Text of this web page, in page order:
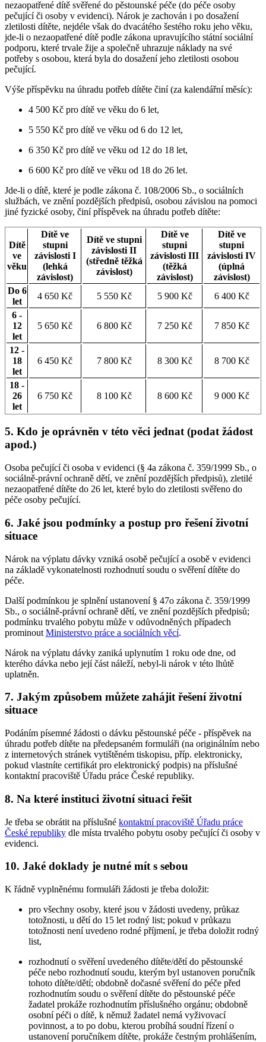
nezaopatřené dítě svěřené do pěstounské péče (do péče osoby
pečující či osoby v evidenci). Nárok je zachován i po dosažení
zletilosti dítěte, nejdéle však do dvacátého šestého roku jeho věku,
jde-li o nezaopatřené dítě podle zákona upravujícího státní sociální
podporu, které trvale žije a společně uhrazuje náklady na své
potřeby s osobou, která byla do dosažení jeho zletilosti osobou
pečující.
Výše příspěvku na úhradu potřeb dítěte činí (za kalendářní měsíc):
4 500 Kč pro dítě ve věku do 6 let,
5 550 Kč pro dítě ve věku od 6 do 12 let,
6 350 Kč pro dítě ve věku od 12 do 18 let,
6 600 Kč pro dítě ve věku od 18 do 26 let.
Jde-li o dítě, které je podle zákona č. 108/2006 Sb., o sociálních
službách, ve znění pozdějších předpisů, osobou závislou na pomoci
jiné fyzické osoby, činí příspěvek na úhradu potřeb dítěte:
Dítě
ve
věku
Dítě ve
stupni
závislosti I
(lehká
závislost)
Dítě ve stupni
závislosti II
(středně těžká
závislost)
Dítě ve
stupni
závislosti III
(těžká
závislost)
Dítě ve
stupni
závislosti IV
(úplná
závislost)
Do 6
let
4 650 Kč 5 550 Kč 5 900 Kč
6 400 Kč
6 -
12
let
5 650 Kč 6 800 Kč 7 250 Kč 7 850 Kč
12 -
18
let
6 450 Kč 7 800 Kč 8 300 Kč 8 700 Kč
18 -
26
let
6 750 Kč 8 100 Kč 8 600 Kč 9 000 Kč
5. Kdo je oprávněn v této věci jednat (podat žádost
apod.)
Osoba pečující či osoba v evidenci (§ 4a zákona č. 359/1999 Sb., o
sociálně-právní ochraně dětí, ve znění pozdějších předpisů), zletilé
nezaopatřené dítěte do 26 let, které bylo do zletilosti svěřeno do
péče osoby pečující.
6. Jaké jsou podmínky a postup pro řešení životní
situace
Nárok na výplatu dávky vzniká osobě pečující a osobě v evidenci
na základě vykonatelnosti rozhodnutí soudu o svěření dítěte do
péče.
Další podmínkou je splnění ustanovení § 47o zákona č. 359/1999
Sb., o sociálně-právní ochraně dětí, ve znění pozdějších předpisů;
podmínku trvalého pobytu může v odůvodněných případech
prominout Ministerstvo práce a sociálních věcí.
Nárok na výplatu dávky zaniká uplynutím 1 roku ode dne, od
kterého dávka nebo její část náleží, nebyl-li nárok v této lhůtě
uplatněn.
7. Jakým způsobem můžete zahájit řešení životní
situace
Podáním písemné žádosti o dávku pěstounské péče - příspěvek na
úhradu potřeb dítěte na předepsaném formuláři (na originálním nebo
z internetových stránek vytištěném tiskopisu, příp. elektronicky,
pokud vlastníte certifikát pro elektronický podpis) na příslušné
kontaktní pracoviště Úřadu práce České republiky.
8. Na které instituci životní situaci řešit
Je třeba se obrátit na příslušné kontaktní pracoviště Úřadu práce
České republiky dle místa trvalého pobytu osoby pečující či osoby v
evidenci.
10. Jaké doklady je nutné mít s sebou
K řádně vyplněnému formuláři žádosti je třeba doložit:
pro všechny osoby, které jsou v žádosti uvedeny, průkaz
totožnosti, u dětí do 15 let rodný list; pokud v průkazu
totožnosti není uvedeno rodné příjmení, je třeba doložit rodný
list,
rozhodnutí o svěření uvedeného dítěte/dětí do pěstounské
péče nebo rozhodnutí soudu, kterým byl ustanoven poručník
tohoto dítěte/dětí; obdobně dočasné svěření do péče před
rozhodnutím soudu o svěření dítěte do pěstounské péče
žadatel prokáže rozhodnutím příslušného orgánu; obdobně
osobní péči o dítě, k němuž žadatel nemá vyživovací
povinnost, a to po dobu, kterou probíhá soudní řízení o
ustanovení poručníkem dítěte, prokáže čestným prohlášením,